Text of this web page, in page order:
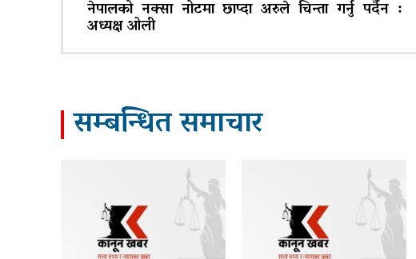
नेपालको नक्सा नोटमा छाप्दा अरुले चिन्ता गर्नु पर्दैन :
अध्यक्ष ओली
सम्बन्धित समाचार